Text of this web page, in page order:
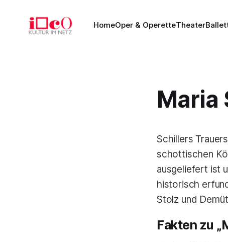
HomeOper & OperetteTheater
Maria
Schillers
schottischen
ausgeliefert ist
historisch
Stolz und
Fakten zu